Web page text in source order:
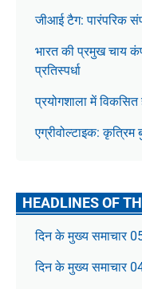
जीआई टैग: पारंपरिक
भारत की प्रमुख चाय
प्रतिस्पर्धा
प्रयोगशाला में
एग्रीवोल्टाइक: कृत्रिम
HEADLINES OF
दिन के मुख्य समाचार
दिन के मुख्य समाचार